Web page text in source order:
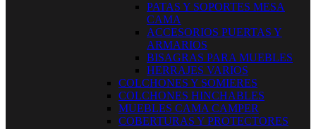
PATAS Y SOPORTES MESA
CAMA
ACCESORIOS PUERTAS Y
ARMARIOS
BISAGRAS PARA MUEBLES
HERRAJES VARIOS
COLCHONES Y SOMIERES
COLCHONES HINCHABLES
MUEBLES CAMA CAMPER
COBERTURAS Y PROTECTORES